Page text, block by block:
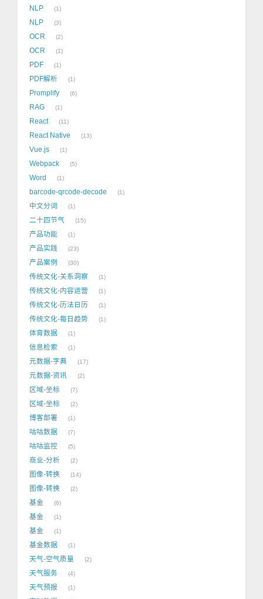
NLP 1
NLP 3
OCR 2
OCR 1
PDF 1
PDF解析 1
Promplify 6
RAG 1
React 11
React Native 13
Vue.js 1
Webpack 5
Word 1
barcode-qrcode-decode 1
中文分词 1
二十四节气 15
产品功能 1
产品实践 23
产品案例 30
传统文化-关系洞察 1
传统文化-内容运营 1
传统文化-历法日历 1
传统文化-每日趋势 1
体育数据 1
信息检索 1
元数据-字典 17
元数据-资讯 2
区域-坐标 7
区域-坐标 2
博客部署 1
咕咕数据 7
咕咕监控 5
商业-分析 2
图像-转换 14
图像-转换 2
基金 6
基金 1
基金 1
基金数据 1
天气-空气质量 2
天气服务 4
天气预报 1